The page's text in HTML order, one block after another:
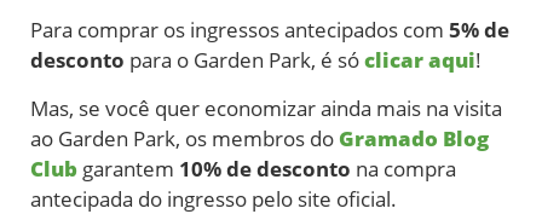
Para comprar os ingressos antecipados com 5% de
desconto para o Garden Park, é sóclicar aqui!
Mas, se você quer economizar ainda mais na visita
ao Garden Park, os membros do Gramado Blog
Club garantem 10% de desconto na compra
antecipada do ingresso pelo site oficial.